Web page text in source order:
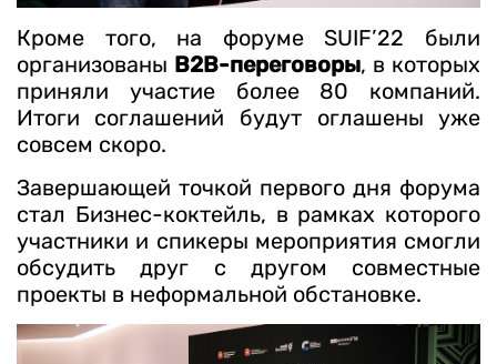
Кроме того, на форуме SUIF’22 были
организованы B2B-переговоры, в которых
приняли участие более 80 компаний.
Итоги соглашений будут оглашены уже
совсем скоро.
Завершающей точкой первого дня форума
стал Бизнес-коктейль, в рамках которого
участники и спикеры мероприятия смогли
обсудить друг с другом совместные
проекты в неформальной обстановке.